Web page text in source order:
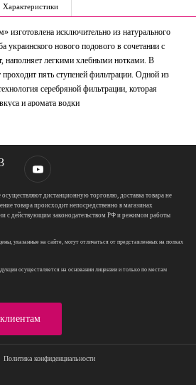
Характеристики
исключительно из натурального
украинского нового подового в сочетании с
наполняет легкими хлебными нотками. В
проходит пять ступеней фильтрации. Одной из
серебряной фильтрации, которая
и аромата водки
дистанционную торговлю, доставка товара не
товара происходит непосредственно в магазинах
действующим законодательством РФ и режимом работы
указанные на сайте, могут отличаться от представленных на полках
осуществляется на основании лицензии и только по местам
Политика конфиденциальности